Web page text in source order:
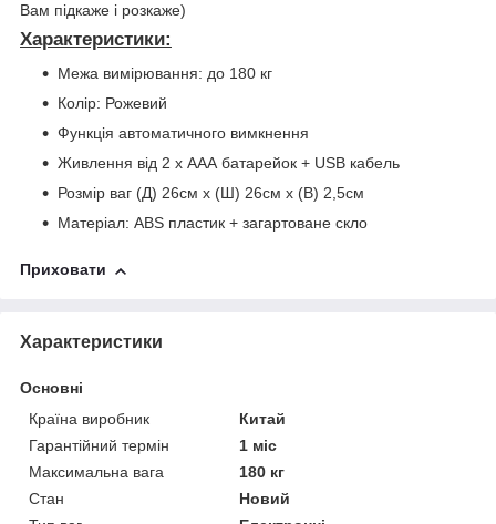
Вам підкаже і розкаже)
Характеристики:
Межа вимірювання: до 180 кг
Колір: Рожевий
Функція автоматичного вимкнення
Живлення від 2 х AAА батарейок + USB кабель
Розмір ваг (Д) 26см х (Ш) 26см х (В) 2,5см
Матеріал: ABS пластик + загартоване скло
Приховати
Характеристики
Основні
Країна виробник
Китай
Гарантійний термін
1 міс
Максимальна вага
180 кг
Стан
Новий